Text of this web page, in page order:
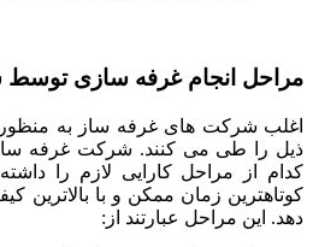
مراحل انجام غرفه سازی
اغلب شرکت های غرفه ساز به
ذیل را طی می کنند. شرکت غرفه
کدام از مراحل کارایی لازم را
کوتاهترین زمان ممکن و با بالاترین
دهد. این مراحل عبارتند از: